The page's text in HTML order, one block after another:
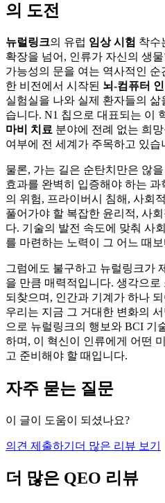
의 도전
뉴럴링크의 유럽 임상 시험 착수
확장을 넘어, 인류가 자신의 생
가능성의 문을 여는 역사적인 순
한 비전에서 시작된 뇌-컴퓨터
실험실을 나와 실제 환자들의
습니다. N1 칩으로 대표되는 이
마비 치료 분야에 전례 없는 희
여부에 전 세계가 주목하고 있습
물론, 가는 길은 순탄치만은 않
효과를 완벽히 입증해야 하는
의 위험, 프라이버시 침해, 사회
풀어가야 할 복잡한 윤리적, 사
다. 기술의 발전 속도에 맞춰 사
를 마련하는 노력이 그 어느 때
그럼에도 불구하고 뉴럴링크가
을 만큼 매력적입니다. 생각으
되찾으며, 인간과 기계가 하나
우리는 지금 그 거대한 변화의
으로 뉴럴링크의 행보와 BCI 기
하며, 이 혁신이 인류에게 어떤
고 준비해야 할 때입니다.
자주 묻는 질문
이 글이 도움이 되셨나요?
의견 제출하기 더 많은 리뷰 보기
더 많은 QEO 리뷰